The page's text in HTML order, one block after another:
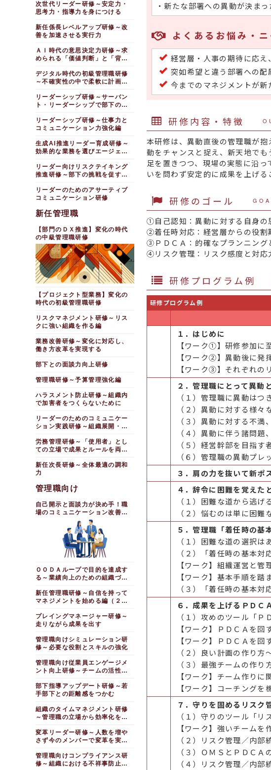
・新たな部署への異動が決ま
よくあるお悩み・ニ
経営層・人事の期待に応
突如希望と違う部署への
今までのマネジメントが
研修内容・特徴
本研修は、異動直後の管理職が
動をチャンスと捉え、新天地で
足を置きつつ、現場の実態に沿
いを問わず安定的に成果を上げる
研修のゴール
①自己認知：異動に対する自身の
②着任時対応：経営層からの役割
③ＰＤＣＡ：的確なプランニング
④リスク管理：リスク感度と対応
研修プログラム例
研修プログラム例
１．はじめに
【ワーク①】研修参加に
【ワーク②】異動後に発
【ワーク③】それぞれの
２．管理職にとって異動
（１）管理職に異動は
（２）異動に対する様
（３）異動に対する不
（４）異動に伴う諸問
（５）経営幹部を目指
（６）管理職の異動プレ
３．肩の力を抜いて新ポ
４．辞令に困難を覚えた
（１）困難な道から逃げ
（２）悩むのは単に困
５．管理職「着任時の基
（１）困難な道の選択は
（２）「着任時の基本
【ワーク】組織運営と
【ワーク】基本手順を
（３）「着任時の基本対
６．成果を上げるＰＤＣ
（１）攻めのツール「
【ワーク】ＰＤＣＡを
【ワーク】ＰＤＣＡを
（２）良い計画の作り
（３）最強チームの作
【ワーク】チーム作りに
【ワーク】コーチング
７．守りを固めるリスク
（１）守りのツール「
【ワーク】強いチーム
（２）リスク管理／内部
（３）ＯＭＳとＰＤＣ
（４）リスク管理／内
次世代リーダー研修～安定力・
思考力・指導力を身につける
新任係長レベルアップ研修～改
善を加速させる実行力
ＡＩ時代の意思決定力研修～求
められる「価値判断」と「背負
デジタル時代の初級管理職研修
～不確実性の中で柔軟に計画を
リーダーシップ研修～サーバン
ト・リーダーシップで部下の成
リーダーシップ研修～仕事力と
コミュニケーション力強化編
生成AI推進リーダー育成研修～
効果的な業務を選びエージェン
リーダー向けリスクテイキング
推進研修～部下の挑戦を促すチ
リーダーのためのアサーティブ
コミュニケーション研修
新任管理職
【部門のＤＸ推進】変化の時代
の中級管理職研修
【プロジェクト型業務】変化の
時代の初級管理職研修
リスクマネジメント研修～リス
クに強い組織を作る編
業務改善研修～変化に対応し、
働き方改革を実現する
部下との面談力向上研修
管理職研修～予算管理強化編
ハラスメント防止研修～組織内
で加害者をつくらないために
リーダーのためのコミュニケー
ション実践研修～組織展開・調
労務管理研修～「使用者」とし
ての立場で成果とルールを両立
新任次長研修～全体最適の調和
力
管理職向け
自己開示と面談力が決め手！職
場のコミュニケーション改善研
ＯＯＤＡループで目的を達成す
る～業績向上のための組織づく
新任管理職研修～自信を持って
マネジメントを始める編（２日
プレイングマネージャー研修～
走りながら成果を出す
管理職向けシミュレーション研
修～必要な役割とスキルの強化
管理職向け従業員エンゲージメ
ント向上研修～チームの活性化
部下指導アップデート研修～若
手部下との距離感をつかむ
組織のタイムマネジメント研修
～管理職の立場から効率化を目
変革リーダー研修～人数を増や
さず今のメンバーで変革を実現
管理職向けコンプライアンス研
修～組織における不祥事防止